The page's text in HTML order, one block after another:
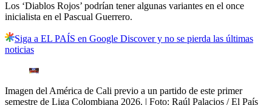
Los ‘Diablos Rojos’ podrían tener algunas variantes en el once
inicialista en el Pascual Guerrero.
Siga a EL PAÍS en Google Discover y no se pierda las últimas
noticias
Imagen del América de Cali previo a un partido de este primer
semestre de Liga Colombiana 2026. | Foto: Raúl Palacios / El País